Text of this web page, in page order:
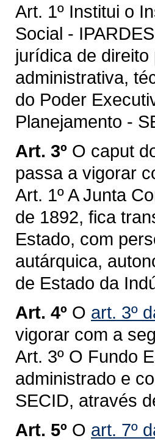
Art. 1º Institui o
Social -
jurídica de
administrativa,
do Poder
Planejamento -
Art. 3º O caput
passa a vigorar
Art. 1º A Junta
de 1892, fica
Estado, com
autárquica,
de Estado da
Art. 4º O art. 3º
vigorar com a
Art. 3º O Fundo
administrado e
SECID, através
Art. 5º O art. 7º